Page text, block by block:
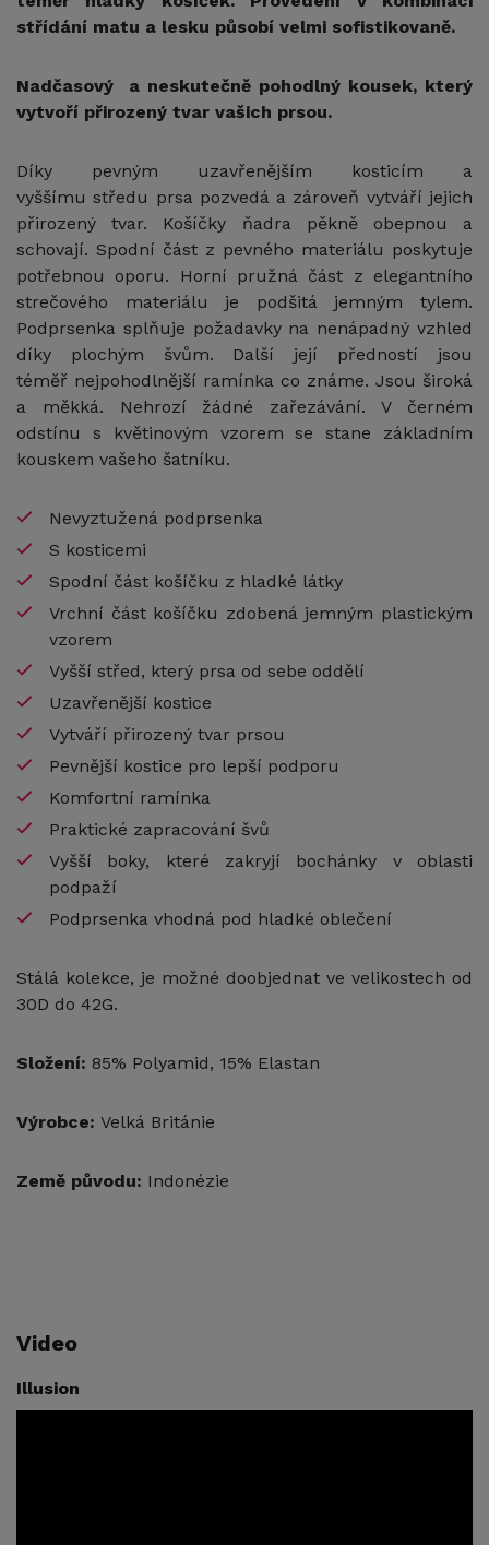
střídání matu a lesku působí velmi sofistikovaně.
Nadčasový a neskutečně pohodlný kousek, který
vytvoří přirozený tvar vašich prsou.
Díky pevným uzavřenějším kosticím a
vyššímu středu prsa pozvedá a zároveň vytváří jejich
přirozený tvar. Košíčky ňadra pěkně obepnou a
schovají. Spodní část z pevného materiálu poskytuje
potřebnou oporu. Horní pružná část z elegantního
strečového materiálu je podšitá jemným tylem.
Podprsenka splňuje požadavky na nenápadný vzhled
díky plochým švům. Další její předností jsou
téměř nejpohodlnější ramínka co známe. Jsou široká
a měkká. Nehrozí žádné zařezávání. V černém
odstínu s květinovým vzorem se stane základním
kouskem vašeho šatníku.
Nevyztužená podprsenka
S kosticemi
Spodní část košíčku z hladké látky
Vrchní část košíčku zdobená jemným plastickým
vzorem
Vyšší střed, který prsa od sebe oddělí
Uzavřenější kostice
Vytváří přirozený tvar prsou
Pevnější kostice pro lepší podporu
Komfortní ramínka
Praktické zapracování švů
Vyšší boky, které zakryjí bochánky v oblasti
podpaží
Podprsenka vhodná pod hladké oblečení
Stálá kolekce, je možné doobjednat ve velikostech od
30D do 42G.
Složení: 85% Polyamid, 15% Elastan
Výrobce: Velká Británie
Země původu: Indonézie
Video
Illusion